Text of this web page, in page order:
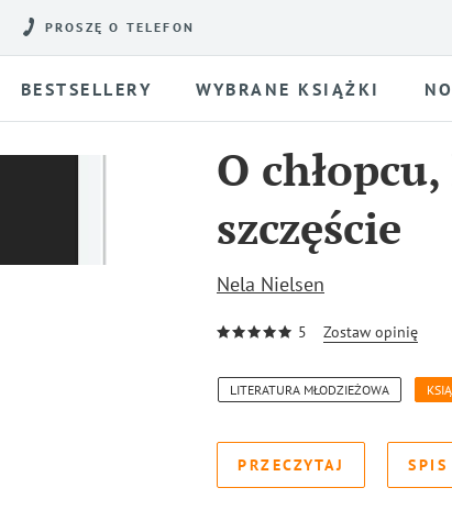
PROSZĘ O TELEFON
BESTSELLERY WYBRANE KSIĄŻKI
O
szczęście
Nela Nielsen
5 Zostaw opinię
LITERATURA MŁODZIEŻOWA
PRZECZYTAJ SPIS